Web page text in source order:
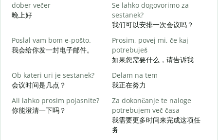
dober večer
晚上好
Se lahko dogovorimo za
sestanek?
我们可以安排一次会议吗？
Poslal vam bom e-pošto.
我会给你发一封电子邮件。
Prosim, povej mi, če kaj
potrebuješ
如果您需要什么，请告诉我
Ob kateri uri je sestanek?
会议时间是几点？
Delam na tem
我正在努力
Ali lahko prosim pojasnite?
你能澄清一下吗？
Za dokončanje te naloge
potrebujem več časa
我需要更多时间来完成这项任
务